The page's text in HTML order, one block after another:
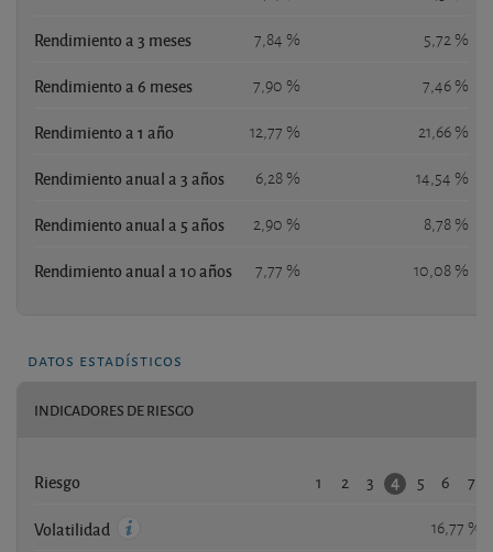
Rendimiento a 3 meses 7,84 % 5,72 %
Rendimiento a 6 meses 7,90 % 7,46 %
Rendimiento a 1 año 12,77 % 21,66 %
Rendimiento anual a 3 años 6,28 % 14,54 %
Rendimiento anual a 5 años 2,90 % 8,78 %
Rendimiento anual a 10 años 7,77 % 10,08 %
datos estadísticos
INDICADORES DE RIESGO
Riesgo 1 2 3 4 5 6 7
Volatilidad 16,77 %